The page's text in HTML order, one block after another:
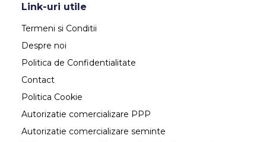
Link-uri utile
Termeni si Conditii
Despre noi
Politica de Confidentialitate
Contact
Politica Cookie
Autorizatie comercializare PPP
Autorizatie comercializare seminte